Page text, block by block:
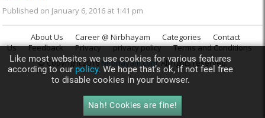
Published on January 6, 2016 at 1:41 pm
About Us Career @ Nirbhayam Categories
Contact
Us
Feedback Privacy privacy policy
Terms and Conditions
© Copyright 2016Nirbhayam.com. All rights reserved.
Like most websites we use cookies for various features
according to ourpolicy.We hope that’s ok, if not feel free
to disable cookies in your browser.
Nah! Cookies are fine!